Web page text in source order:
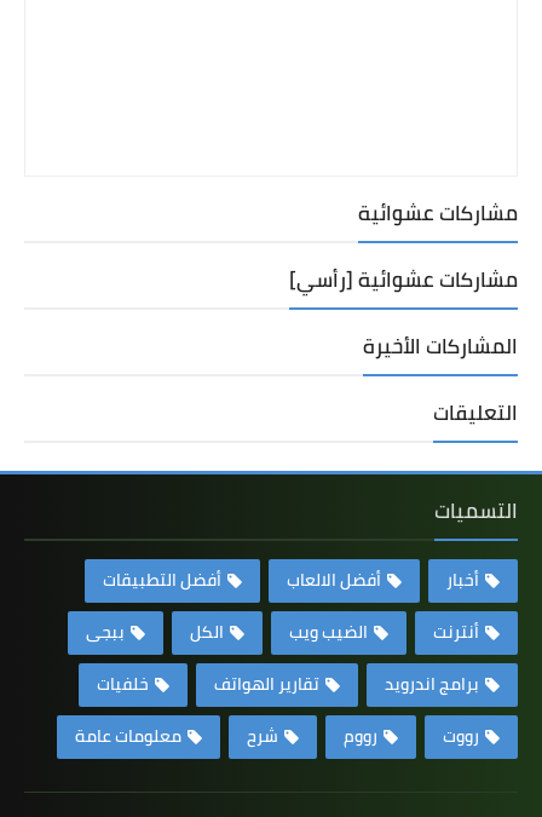
مشاركات عشوائية
مشاركات عشوائية [رأسي]
المشاركات الأخيرة
التعليقات
التسميات
أخبار أفضل الالعاب
أفضل التطبيقات
أنترنت
الضيب ويب الكل
ببجى
برامج اندرويد
تقارير الهواتف
خلفيات
رووت
رووم شرح معلومات عامة